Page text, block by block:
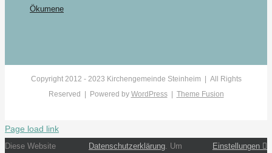
Ökumene
Copyright 2012 - 2023 Kirchengemeinde Steinheim | All Rights
Reserved | Powered by WordPress| Theme Fusion
Page load link
Diese Website
Datenschutzerklärung. Um
Einstellungen